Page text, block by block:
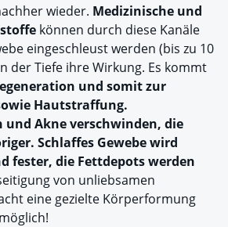
wieder. Medizinische und
können durch diese Kanäle
eingeschleust werden (bis zu 10
der Tiefe ihre Wirkung. Es kommt
und somit zur
Hautstraffung.
Akne verschwinden, die
Schlaffes Gewebe wird
fester, die Fettdepots werden
von unliebsamen
eine gezielte Körperformung